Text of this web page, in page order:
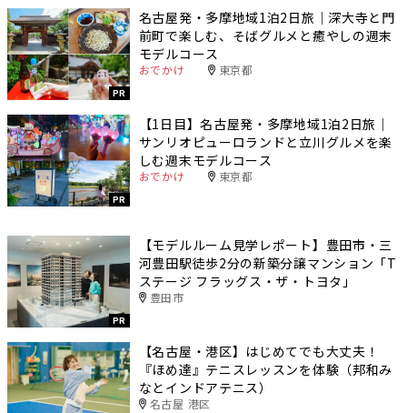
PR
名古屋発・多摩地域1泊2日旅｜深大寺と門
前町で楽しむ、そばグルメと癒やしの週末
モデルコース
おでかけ 東京都
PR
【1日目】名古屋発・多摩地域1泊2日旅｜
サンリオピューロランドと立川グルメを楽
しむ週末モデルコース
おでかけ 東京都
PR
【モデルルーム見学レポート】豊田市・三
河豊田駅徒歩2分の新築分譲マンション「T
ステージ フラッグス・ザ・トヨタ」
豊田市
【名古屋・港区】はじめてでも大丈夫！
『ほめ達』テニスレッスンを体験（邦和み
なとインドアテニス）
名古屋 港区